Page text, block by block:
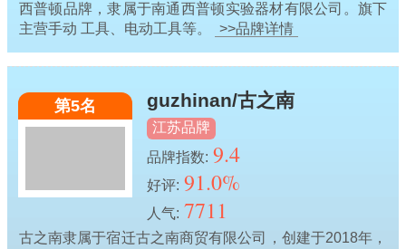
西普顿品牌，隶属于南通西普顿实验器材有限公司。旗下
主营手动 工具、电动工具等。
>>品牌详情
第5名 guzhinan/古之南
江苏品牌
品牌指数: 9.4
好评: 91.0%
人气: 7711
古之南隶属于宿迁古之南商贸有限公司，创建于2018年，